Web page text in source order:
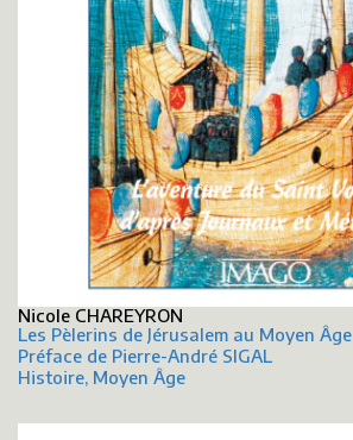
Nicole CHAREYRON
Les Pèlerins de Jérusalem au Moyen Âge
Préface de Pierre-André SIGAL
Histoire, Moyen Âge